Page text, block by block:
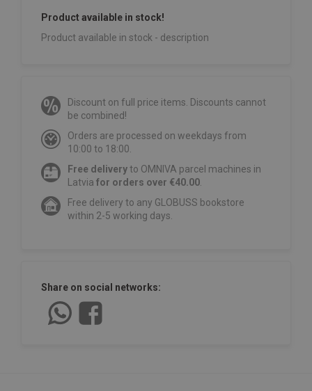
Product available in stock!
Product available in stock - description
Discount on full price items. Discounts cannot
be combined!
Orders are processed on weekdays from
10:00 to 18:00.
Free deliveryto OMNIVA parcel machines in
Latvia for orders over €40.00.
Free delivery to any GLOBUSS bookstore
within 2-5 working days.
Share on social networks: